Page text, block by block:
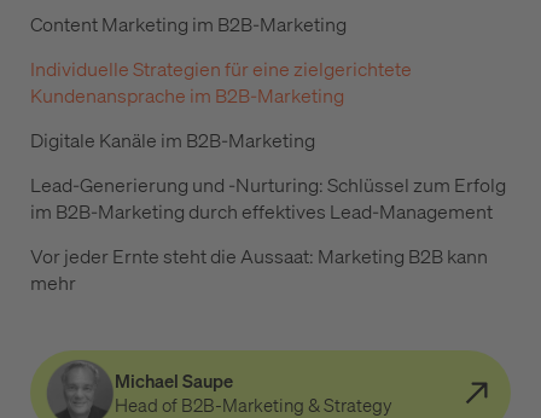
Content Marketing im B2B-Marketing
Individuelle Strategien für eine zielgerichtete
Kundenansprache im B2B-Marketing
Digitale Kanäle im B2B-Marketing
Lead-Generierung und -Nurturing: Schlüssel zum Erfolg
im B2B-Marketing durch effektives Lead-Management
Vor jeder Ernte steht die Aussaat: Marketing B2B kann
mehr
Michael Saupe
Head of B2B-Marketing & Strategy